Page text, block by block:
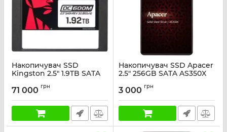
Накопичувач SSD
Kingston 2.5" 1.9TB SATA
Артикул: SEDC600M/1920G
71 000 грн
Накопичувач SSD Apacer
2.5" 256GB SATA AS350X
3 000 грн